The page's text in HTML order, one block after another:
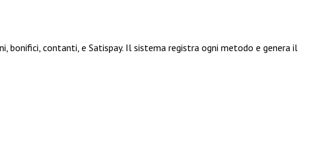
bonifici, contanti, e Satispay. Il sistema registra ogni metodo e genera il